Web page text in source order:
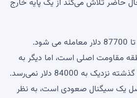
حاضر تلاش می‌کند از یک پایه خارج
بیت کوین بین 86900 تا 87700 دلار معامله می شود.
مقاومت اصلی است، اما دیگر به
پایین‌ترین سطح هفته گذشته نزدیک به 84000 دلار نمی‌رسد.
یک سیگنال صعودی است، به نظر